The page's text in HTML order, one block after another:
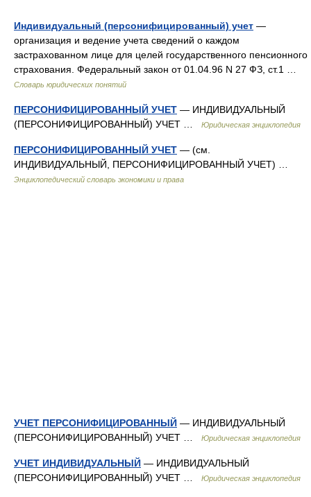
Индивидуальный (персонифицированный) учет —
организация и ведение учета сведений о каждом
застрахованном лице для целей государственного пенсионного
страхования. Федеральный закон от 01.04.96 N 27 ФЗ, ст.1 …
Словарь юридических понятий
ПЕРСОНИФИЦИРОВАННЫЙ УЧЕТ — ИНДИВИДУАЛЬНЫЙ
(ПЕРСОНИФИЦИРОВАННЫЙ) УЧЕТ …
Юридическая энциклопедия
ПЕРСОНИФИЦИРОВАННЫЙ УЧЕТ — (см.
ИНДИВИДУАЛЬНЫЙ, ПЕРСОНИФИЦИРОВАННЫЙ УЧЕТ) …
Энциклопедический словарь экономики и права
УЧЕТ ПЕРСОНИФИЦИРОВАННЫЙ — ИНДИВИДУАЛЬНЫЙ
(ПЕРСОНИФИЦИРОВАННЫЙ) УЧЕТ …
Юридическая энциклопедия
УЧЕТ ИНДИВИДУАЛЬНЫЙ — ИНДИВИДУАЛЬНЫЙ
(ПЕРСОНИФИЦИРОВАННЫЙ) УЧЕТ …
Юридическая энциклопедия